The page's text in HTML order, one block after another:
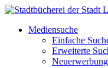
Mediensuche
Einfache
Erweiterte